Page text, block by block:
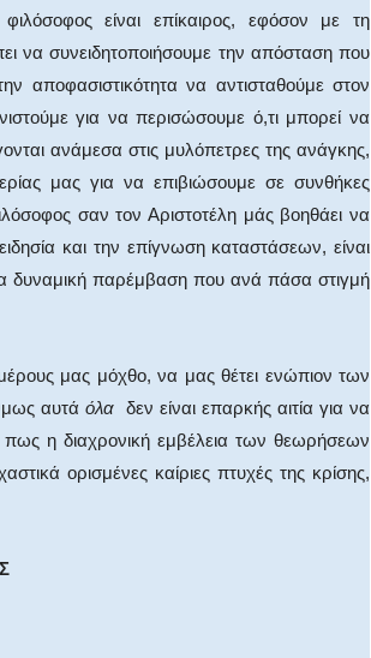
φιλόσοφος είναι επίκαιρος, εφόσον με τη
να συνειδητοποιήσουμε την απόσταση που
αποφασιστικότητα να αντισταθούμε στον
για να περισώσουμε ό,τι μπορεί να
ανάμεσα στις μυλόπετρες της ανάγκης,
μας για να επιβιώσουμε σε συνθήκες
σαν τον Αριστοτέλη μάς βοηθάει να
και την επίγνωση καταστάσεων, είναι
δυναμική παρέμβαση που ανά πάσα στιγμή
μας μόχθο, να μας θέτει ενώπιον των
αυτά όλαδεν είναι επαρκής αιτία για να
πως η διαχρονική εμβέλεια των θεωρήσεων
ορισμένες καίριες πτυχές της κρίσης,